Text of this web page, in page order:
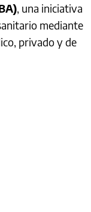
, una iniciativa
mediante
privado y de